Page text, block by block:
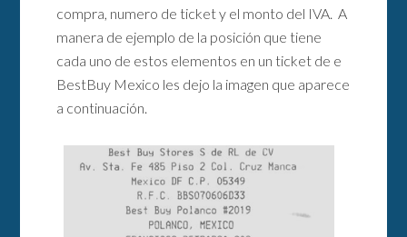
compra, numero de ticket y el monto del IVA. A
manera de ejemplo de la posición que tiene
cada uno de estos elementos en un ticket de e
BestBuy Mexico les dejo la imagen que aparece
a continuación.